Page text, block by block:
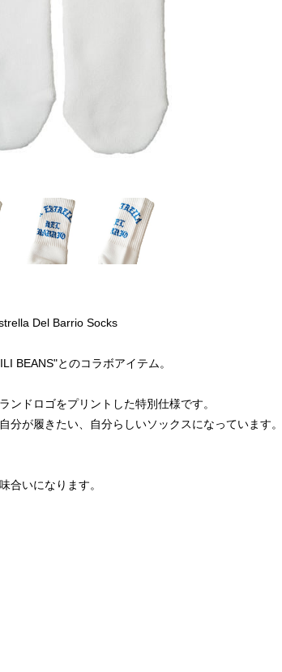
Del Barrio Socks
BEANS"とのコラボアイテム。
ンドロゴをプリントした特別仕様です。
分が履きたい、自分らしいソックスになっています。
合いになります。